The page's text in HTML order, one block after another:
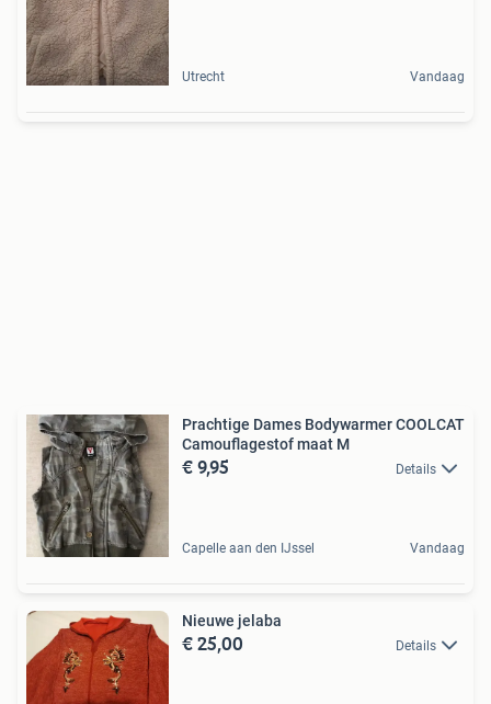
Utrecht Vandaag
Prachtige Dames Bodywarmer COOLCAT
Camouflagestof maat M
€ 9,95 Details
Capelle aan den IJssel Vandaag
Nieuwe jelaba
€ 25,00 Details